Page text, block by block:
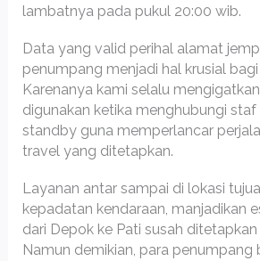
lambatnya pada pukul 20:00 wib.
Data yang valid perihal alamat
penumpang menjadi hal krusial bagi
Karenanya kami selalu
digunakan ketika menghubungi
standby guna memperlancar
travel yang ditetapkan.
Layanan antar sampai di lokasi
kepadatan kendaraan, manjadikan
dari Depok ke Pati susah
Namun demikian, para penumpang